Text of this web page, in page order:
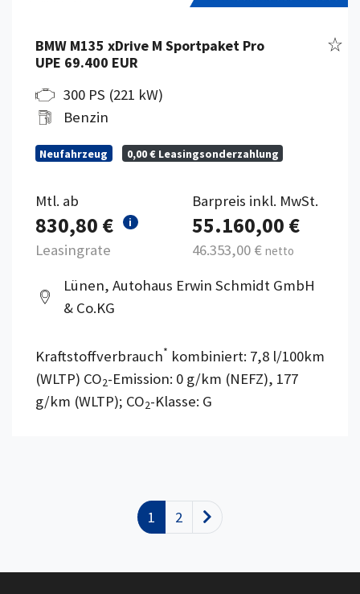
BMW M135 xDrive M Sportpaket Pro
UPE 69.400 EUR
300 PS (221 kW)
Benzin
Neufahrzeug 0,00 € Leasingsonderzahlung
Mtl. ab
830,80 € i
Leasingrate
Barpreis inkl. MwSt.
55.160,00 €
46.353,00 € netto
Lünen, Autohaus Erwin Schmidt GmbH
& Co.KG
Kraftstoffverbrauch* kombiniert: 7,8 l/100km
(WLTP) CO2-Emission: 0 g/km (NEFZ), 177
g/km (WLTP); CO2-Klasse: G
1 2 Nächste